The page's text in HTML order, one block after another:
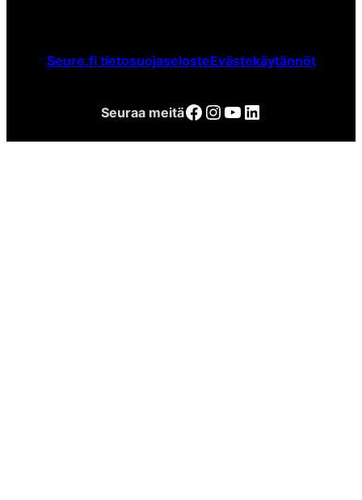
Seure.fi tietosuojaselosteEvästekäytännöt
Seuraa meitäFacebook Instagram YouTube LinkedIn